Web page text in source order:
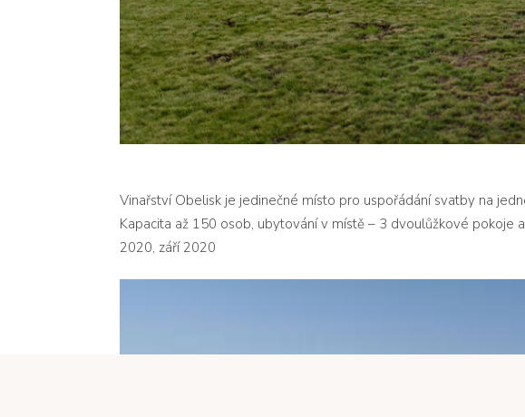
Vinařství Obelisk je jedinečné místo pro uspořádání svatby na
Kapacita až 150 osob, ubytování v místě – 3 dvoulůžkové
2020, září 2020